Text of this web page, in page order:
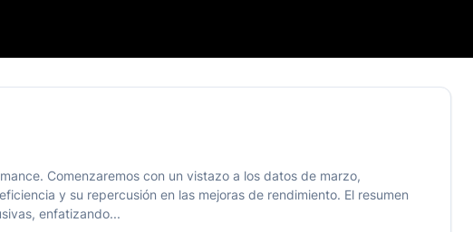
Comenzaremos con un vistazo a los datos de marzo,
y su repercusión en las mejoras de rendimiento. El resumen
enfatizando...